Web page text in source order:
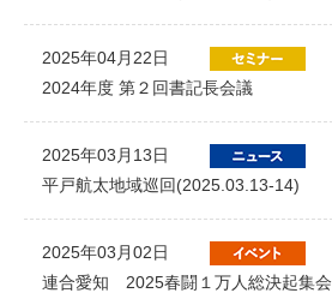
2025年04月22日
2024年度 第２回書記長会議
2025年03月13日
平戸航太地域巡回(2025.03.13-14)
2025年03月02日
連合愛知 2025春闘１万人総決起集会